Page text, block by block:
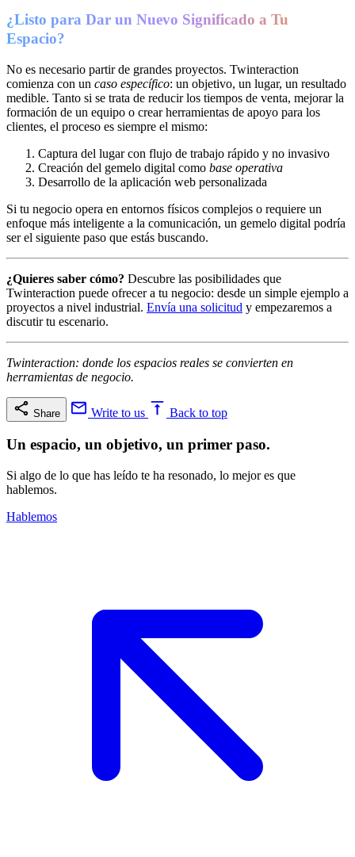
¿Listo para Dar un Nuevo Significado a Tu
Espacio?
No es necesario partir de grandes proyectos. Twinteraction
comienza con un caso específico: un objetivo, un lugar, un resultado
medible. Tanto si se trata de reducir los tiempos de venta, mejorar la
formación de un equipo o crear herramientas de apoyo para los
clientes, el proceso es siempre el mismo:
Captura del lugar con flujo de trabajo rápido y no invasivo
Creación del gemelo digital como base operativa
Desarrollo de la aplicación web personalizada
Si tu negocio opera en entornos físicos complejos o requiere un
enfoque más inteligente a la comunicación, un gemelo digital podría
ser el siguiente paso que estás buscando.
¿Quieres saber cómo? Descubre las posibilidades que
Twinteraction puede ofrecer a tu negocio: desde un simple ejemplo a
proyectos a nivel industrial. Envía una solicitud y empezaremos a
discutir tu escenario.
Twinteraction: donde los espacios reales se convierten en
herramientas de negocio.
Share Write to us Back to top
Un espacio, un objetivo, un primer paso.
Si algo de lo que has leído te ha resonado, lo mejor es que
hablemos.
Hablemos